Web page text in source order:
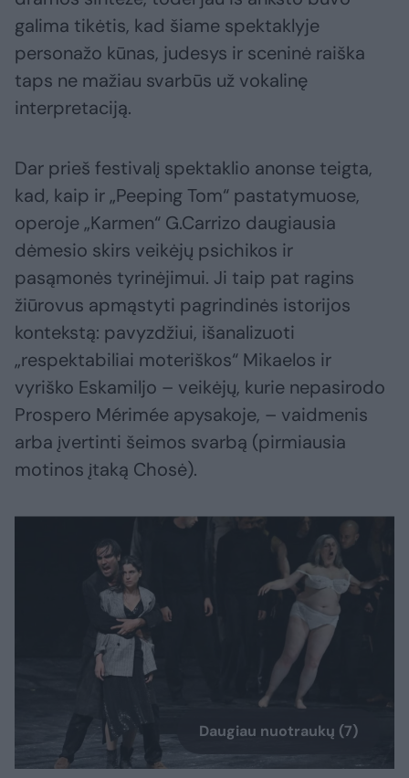
galima tikėtis, kad šiame spektaklyje
personažo kūnas, judesys ir sceninė raiška
taps ne mažiau svarbūs už vokalinę
interpretaciją.
Dar prieš festivalį spektaklio anonse teigta,
kad, kaip ir „Peeping Tom“ pastatymuose,
operoje „Karmen“ G.Carrizo daugiausia
dėmesio skirs veikėjų psichikos ir
pasąmonės tyrinėjimui. Ji taip pat ragins
žiūrovus apmąstyti pagrindinės istorijos
kontekstą: pavyzdžiui, išanalizuoti
„respektabiliai moteriškos“ Mikaelos ir
vyriško Eskamiljo – veikėjų, kurie nepasirodo
Prospero Mérimée apysakoje, – vaidmenis
arba įvertinti šeimos svarbą (pirmiausia
motinos įtaką Chosė).
Daugiau nuotraukų (7)